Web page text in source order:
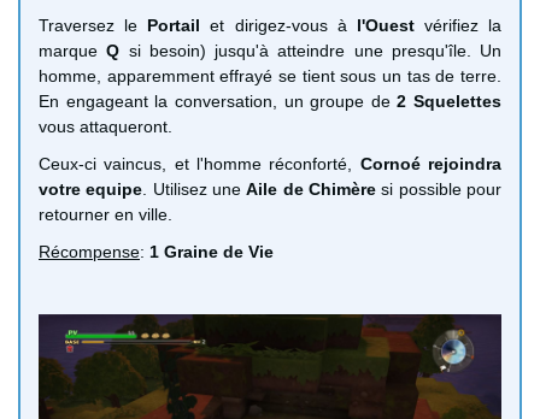
Traversez le Portail et dirigez-vous à l'Ouest vérifiez la
marqueQ si besoin) jusqu'à atteindre une presqu'île. Un
homme, apparemment effrayé se tient sous un tas de terre.
En engageant la conversation, un groupe de2 Squelettes
vous attaqueront.
Ceux-ci vaincus, et l'homme réconforté, Cornoé rejoindra
votre equipe . Utilisez uneAile de Chimère si possible pour
retourner en ville.
Récompense: 1 Graine de Vie